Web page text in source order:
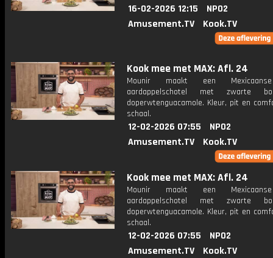
16-02-2026 12:15
NPO2
Amusement.TV
Kook.TV
Kook mee met MAX: Afl. 24
Mounir maakt een
aardappelschotel met zwarte
doperwtenguacamole. Kleur, pit en
schaal.
12-02-2026 07:55
NPO2
Amusement.TV
Kook.TV
Kook mee met MAX: Afl. 24
Mounir maakt een
aardappelschotel met zwarte
doperwtenguacamole. Kleur, pit en
schaal.
12-02-2026 07:55
NPO2
Amusement.TV
Kook.TV